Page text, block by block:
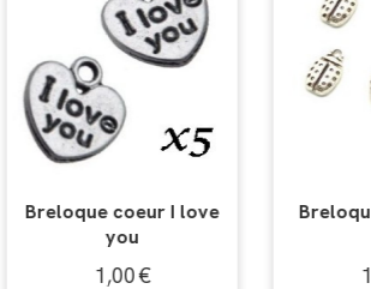
Breloque coccinelle
1,00€